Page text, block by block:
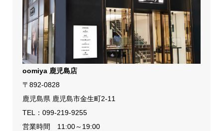
oomiya 鹿児島店
〒892-0828
鹿児島県 鹿児島市金生町2-11
TEL： 099-219-9255
営業時間 11:00～19:00